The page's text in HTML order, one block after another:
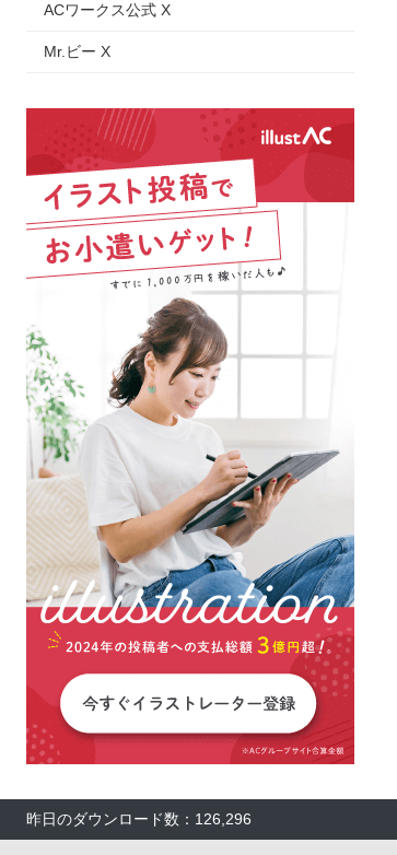
ACワークス公式 X
Mr.ビー X
昨日のダウンロード数：126,296